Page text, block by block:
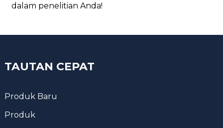
dalam penelitian Anda!
TAUTAN CEPAT
Produk Baru
Produk